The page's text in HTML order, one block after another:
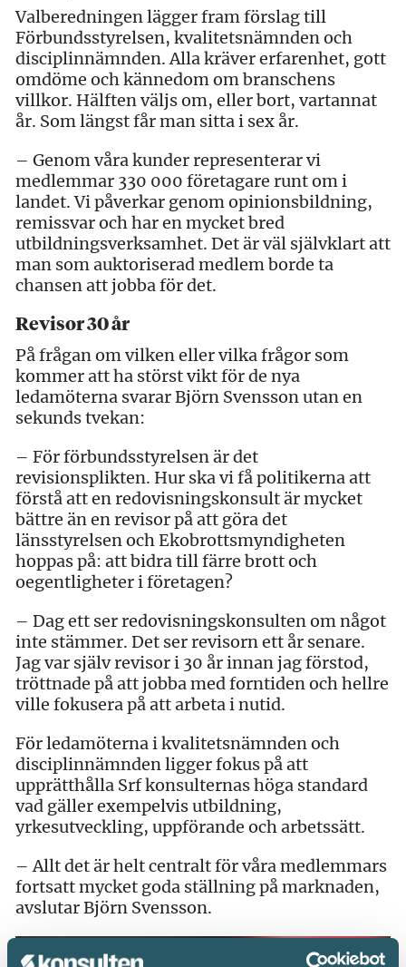
Valberedningen lägger fram förslag till
Förbundsstyrelsen, kvalitetsnämnden och
disciplinnämnden. Alla kräver erfarenhet, gott
omdöme och kännedom om branschens
villkor. Hälften väljs om, eller bort, vartannat
år. Som längst får man sitta i sex år.
– Genom våra kunder representerar vi
medlemmar 330 000 företagare runt om i
landet. Vi påverkar genom opinionsbildning,
remissvar och har en mycket bred
utbildningsverksamhet. Det är väl självklart att
man som auktoriserad medlem borde ta
chansen att jobba för det.
Revisor 30 år
På frågan om vilken eller vilka frågor som
kommer att ha störst vikt för de nya
ledamöterna svarar Björn Svensson utan en
sekunds tvekan:
– För förbundsstyrelsen är det
revisionsplikten. Hur ska vi få politikerna att
förstå att en redovisningskonsult är mycket
bättre än en revisor på att göra det
länsstyrelsen och Ekobrottsmyndigheten
hoppas på: att bidra till färre brott och
oegentligheter i företagen?
– Dag ett ser redovisningskonsulten om något
inte stämmer. Det ser revisorn ett år senare.
Jag var själv revisor i 30 år innan jag förstod,
tröttnade på att jobba med forntiden och hellre
ville fokusera på att arbeta i nutid.
För ledamöterna i kvalitetsnämnden och
disciplinnämnden ligger fokus på att
upprätthålla Srf konsulternas höga standard
vad gäller exempelvis utbildning,
yrkesutveckling, uppförande och arbetssätt.
– Allt det är helt centralt för våra medlemmars
fortsatt mycket goda ställning på marknaden,
avslutar Björn Svensson.